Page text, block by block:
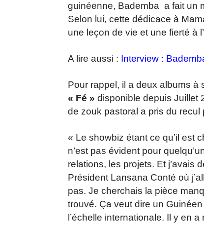
guinéenne, Bademba a fait un
Selon lui, cette dédicace à
une leçon de vie et une fierté à
A lire aussi : Interview :
Pour rappel, il a deux albums à
« Fé » disponible depuis Juillet
de zouk pastoral a pris du recul
« Le showbiz étant ce qu’il est
n’est pas évident pour
relations, les projets. Et j’avais
Président Lansana Conté où
pas. Je cherchais la pièce
trouvé. Ça veut dire un
l’échelle internationale. Il y en